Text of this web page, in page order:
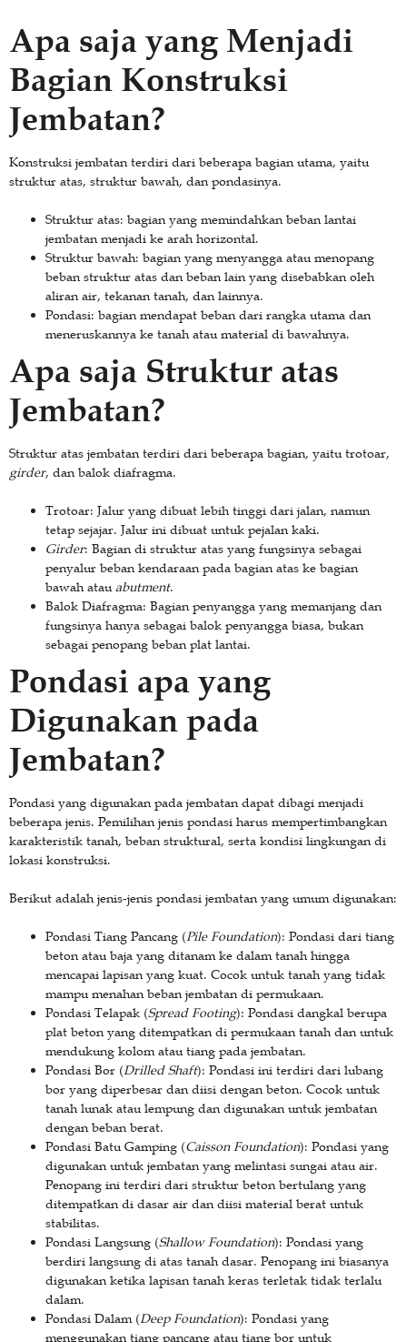
Apa saja yang Menjadi
Bagian Konstruksi
Jembatan?
Konstruksi jembatan terdiri dari beberapa bagian utama, yaitu
struktur atas, struktur bawah, dan pondasinya.
Struktur atas: bagian yang memindahkan beban lantai
jembatan menjadi ke arah horizontal.
Struktur bawah: bagian yang menyangga atau menopang
beban struktur atas dan beban lain yang disebabkan oleh
aliran air, tekanan tanah, dan lainnya.
Pondasi: bagian mendapat beban dari rangka utama dan
meneruskannya ke tanah atau material di bawahnya.
Apa saja Struktur atas
Jembatan?
Struktur atas jembatan terdiri dari beberapa bagian, yaitu trotoar,
girder, dan balok diafragma.
Trotoar: Jalur yang dibuat lebih tinggi dari jalan, namun
tetap sejajar. Jalur ini dibuat untuk pejalan kaki.
Girder: Bagian di struktur atas yang fungsinya sebagai
penyalur beban kendaraan pada bagian atas ke bagian
bawah atau abutment.
Balok Diafragma: Bagian penyangga yang memanjang dan
fungsinya hanya sebagai balok penyangga biasa, bukan
sebagai penopang beban plat lantai.
Pondasi apa yang
Digunakan pada
Jembatan?
Pondasi yang digunakan pada jembatan dapat dibagi menjadi
beberapa jenis. Pemilihan jenis pondasi harus mempertimbangkan
karakteristik tanah, beban struktural, serta kondisi lingkungan di
lokasi konstruksi.
Berikut adalah jenis-jenis pondasi jembatan yang umum digunakan:
Pondasi Tiang Pancang (Pile Foundation): Pondasi dari tiang
beton atau baja yang ditanam ke dalam tanah hingga
mencapai lapisan yang kuat. Cocok untuk tanah yang tidak
mampu menahan beban jembatan di permukaan.
Pondasi Telapak (Spread Footing): Pondasi dangkal berupa
plat beton yang ditempatkan di permukaan tanah dan untuk
mendukung kolom atau tiang pada jembatan.
Pondasi Bor (Drilled Shaft): Pondasi ini terdiri dari lubang
bor yang diperbesar dan diisi dengan beton. Cocok untuk
tanah lunak atau lempung dan digunakan untuk jembatan
dengan beban berat.
Pondasi Batu Gamping (Caisson Foundation): Pondasi yang
digunakan untuk jembatan yang melintasi sungai atau air.
Penopang ini terdiri dari struktur beton bertulang yang
ditempatkan di dasar air dan diisi material berat untuk
stabilitas.
Pondasi Langsung (Shallow Foundation): Pondasi yang
berdiri langsung di atas tanah dasar. Penopang ini biasanya
digunakan ketika lapisan tanah keras terletak tidak terlalu
dalam.
Pondasi Dalam (Deep Foundation): Pondasi yang
menggunakan tiang pancang atau tiang bor untuk